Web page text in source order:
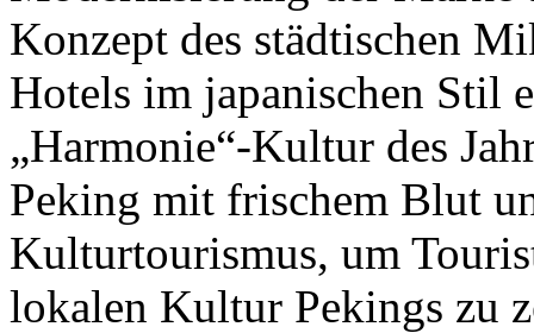
Konzept des städtischen
Hotels im japanischen Stil
„Harmonie“-Kultur des
Peking mit frischem Blut
Kulturtourismus, um
lokalen Kultur Pekings zu